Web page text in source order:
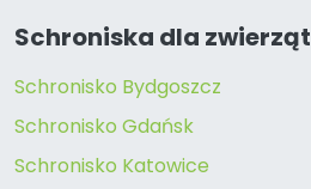
Schroniska dla zwierząt
Schronisko Bydgoszcz
Schronisko Gdańsk
Schronisko Katowice